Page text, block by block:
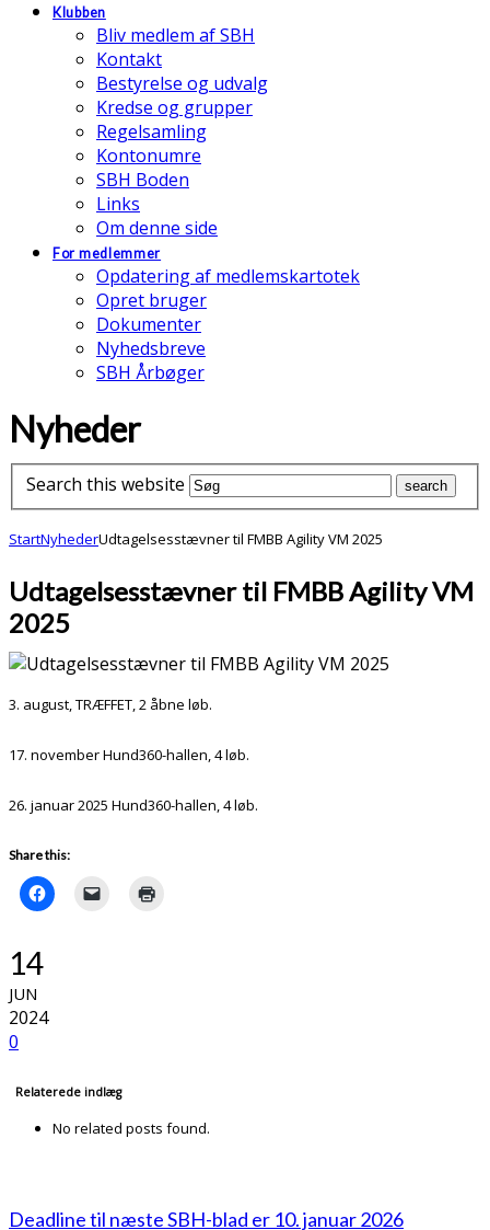
Klubben
Bliv medlem af SBH
Kontakt
Bestyrelse og udvalg
Kredse og grupper
Regelsamling
Kontonumre
SBH Boden
Links
Om denne side
For medlemmer
Opdatering af medlemskartotek
Opret bruger
Dokumenter
Nyhedsbreve
SBH Årbøger
Nyheder
Search this website
StartNyhederUdtagelsesstævner til FMBB Agility VM 2025
Udtagelsesstævner til FMBB Agility VM
2025
3. august, TRÆFFET, 2 åbne løb.
17. november Hund360-hallen, 4 løb.
26. januar 2025 Hund360-hallen, 4 løb.
Share this:
14
JUN
2024
0
Relaterede indlæg
No related posts found.
Deadline til næste SBH-blad er 10. januar 2026